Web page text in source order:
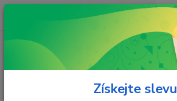
Získejte slevu